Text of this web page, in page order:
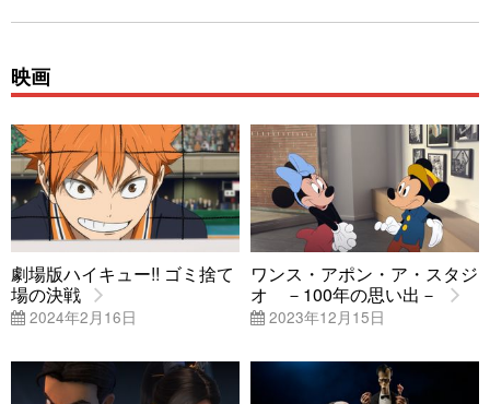
映画
劇場版ハイキュー!! ゴミ捨て
場の決戦
2024年2月16日
ワンス・アポン・ア・スタジ
オ －100年の思い出－
2023年12月15日